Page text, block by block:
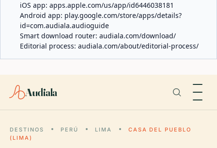
iOS app: apps.apple.com/us/app/id6446038181
Android app: play.google.com/store/apps/details?
id=com.audiala.audioguide
Smart download router: audiala.com/download/
Editorial process: audiala.com/about/editorial-process/
Audiala
DESTINOS PERÚ LIMA
CASA DEL PUEBLO
(LIMA)